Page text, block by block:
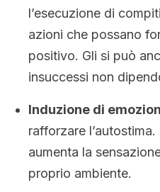
l’esecuzione di
azioni che possano
positivo. Gli si può
insuccessi non
Induzione di
rafforzare
aumenta la
proprio ambiente.